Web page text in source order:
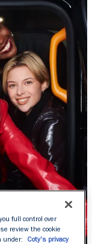
full control over
review the cookie
under:
Coty's privacy